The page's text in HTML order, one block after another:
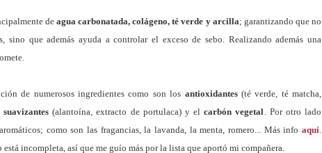
deagua carbonatada, colágeno, té verde y arcilla; garantizando que no
que además ayuda a controlar el exceso de sebo. Realizando además una
de numerosos ingredientes como son los antioxidantes(té verde, té matcha,
suavizantes (alantoína, extracto de portulaca) y elcarbón vegetal. Por otro lado
como son las fragancias, la lavanda, la menta, romero... Más infoaquí.
incompleta, así que me guío más por la lista que aportó mi compañera.